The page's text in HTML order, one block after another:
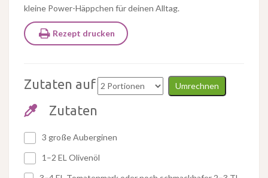
kleine Power-Häppchen für deinen Alltag.
Rezept drucken
Zutaten auf Umrechnen
Zutaten
3 große Auberginen
1–2 EL Olivenöl